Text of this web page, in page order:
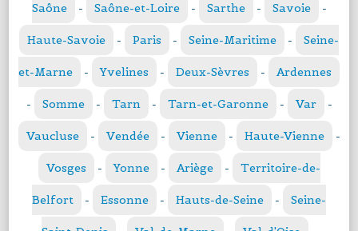
Saône - Saône-et-Loire - Sarthe - Savoie -
Haute-Savoie - Paris - Seine-Maritime - Seine-
et-Marne - Yvelines - Deux-Sèvres - Ardennes
- Somme - Tarn - Tarn-et-Garonne - Var -
Vaucluse - Vendée - Vienne - Haute-Vienne -
Vosges - Yonne - Ariège - Territoire-de-
Belfort - Essonne - Hauts-de-Seine - Seine-